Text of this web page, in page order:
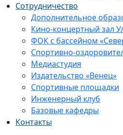
Сотрудничество
Дополнительное
Кино-концертный зал
ФОК с бассейном
Спортивно-
Медиастудия
Издательство «Венец»
Спортивные площадки
Инженерный клуб
Базовые кафедры
Контакты